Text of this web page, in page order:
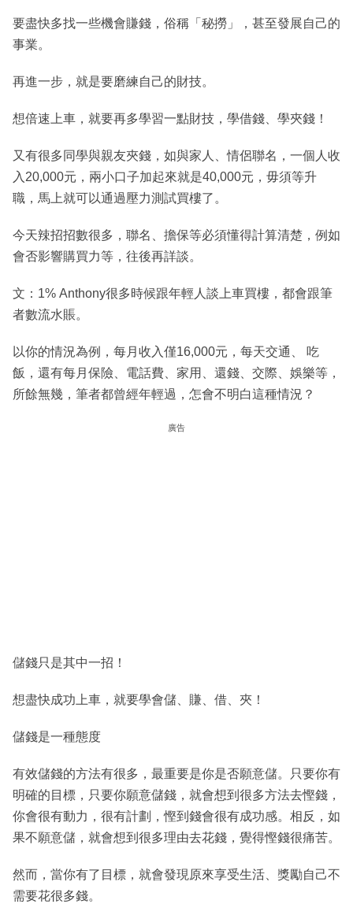
要盡快多找一些機會賺錢，俗稱「秘撈」，甚至發展自己的
事業。
再進一步，就是要磨練自己的財技。
想倍速上車，就要再多學習一點財技，學借錢、學夾錢！
又有很多同學與親友夾錢，如與家人、情侶聯名，一個人收
入20,000元，兩小口子加起來就是40,000元，毋須等升
職，馬上就可以通過壓力測試買樓了。
今天辣招招數很多，聯名、擔保等必須懂得計算清楚，例如
會否影響購買力等，往後再詳談。
文：1% Anthony很多時候跟年輕人談上車買樓，都會跟筆
者數流水賬。
以你的情況為例，每月收入僅16,000元，每天交通、 吃
飯，還有每月保險、電話費、家用、還錢、交際、娛樂等，
所餘無幾，筆者都曾經年輕過，怎會不明白這種情況？
廣告
儲錢只是其中一招！
想盡快成功上車，就要學會儲、賺、借、夾！
儲錢是一種態度
有效儲錢的方法有很多，最重要是你是否願意儲。只要你有
明確的目標，只要你願意儲錢，就會想到很多方法去慳錢，
你會很有動力，很有計劃，慳到錢會很有成功感。相反，如
果不願意儲，就會想到很多理由去花錢，覺得慳錢很痛苦。
然而，當你有了目標，就會發現原來享受生活、獎勵自己不
需要花很多錢。